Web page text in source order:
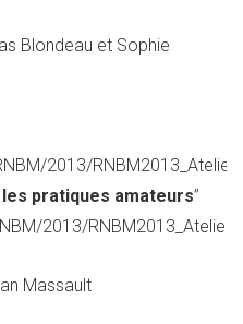
Blondeau et Sophie
2013/
pratiques amateurs”
2013/
Massault